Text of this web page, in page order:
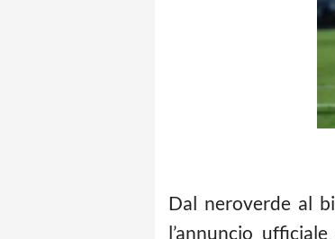
Dal neroverde al
l’annuncio